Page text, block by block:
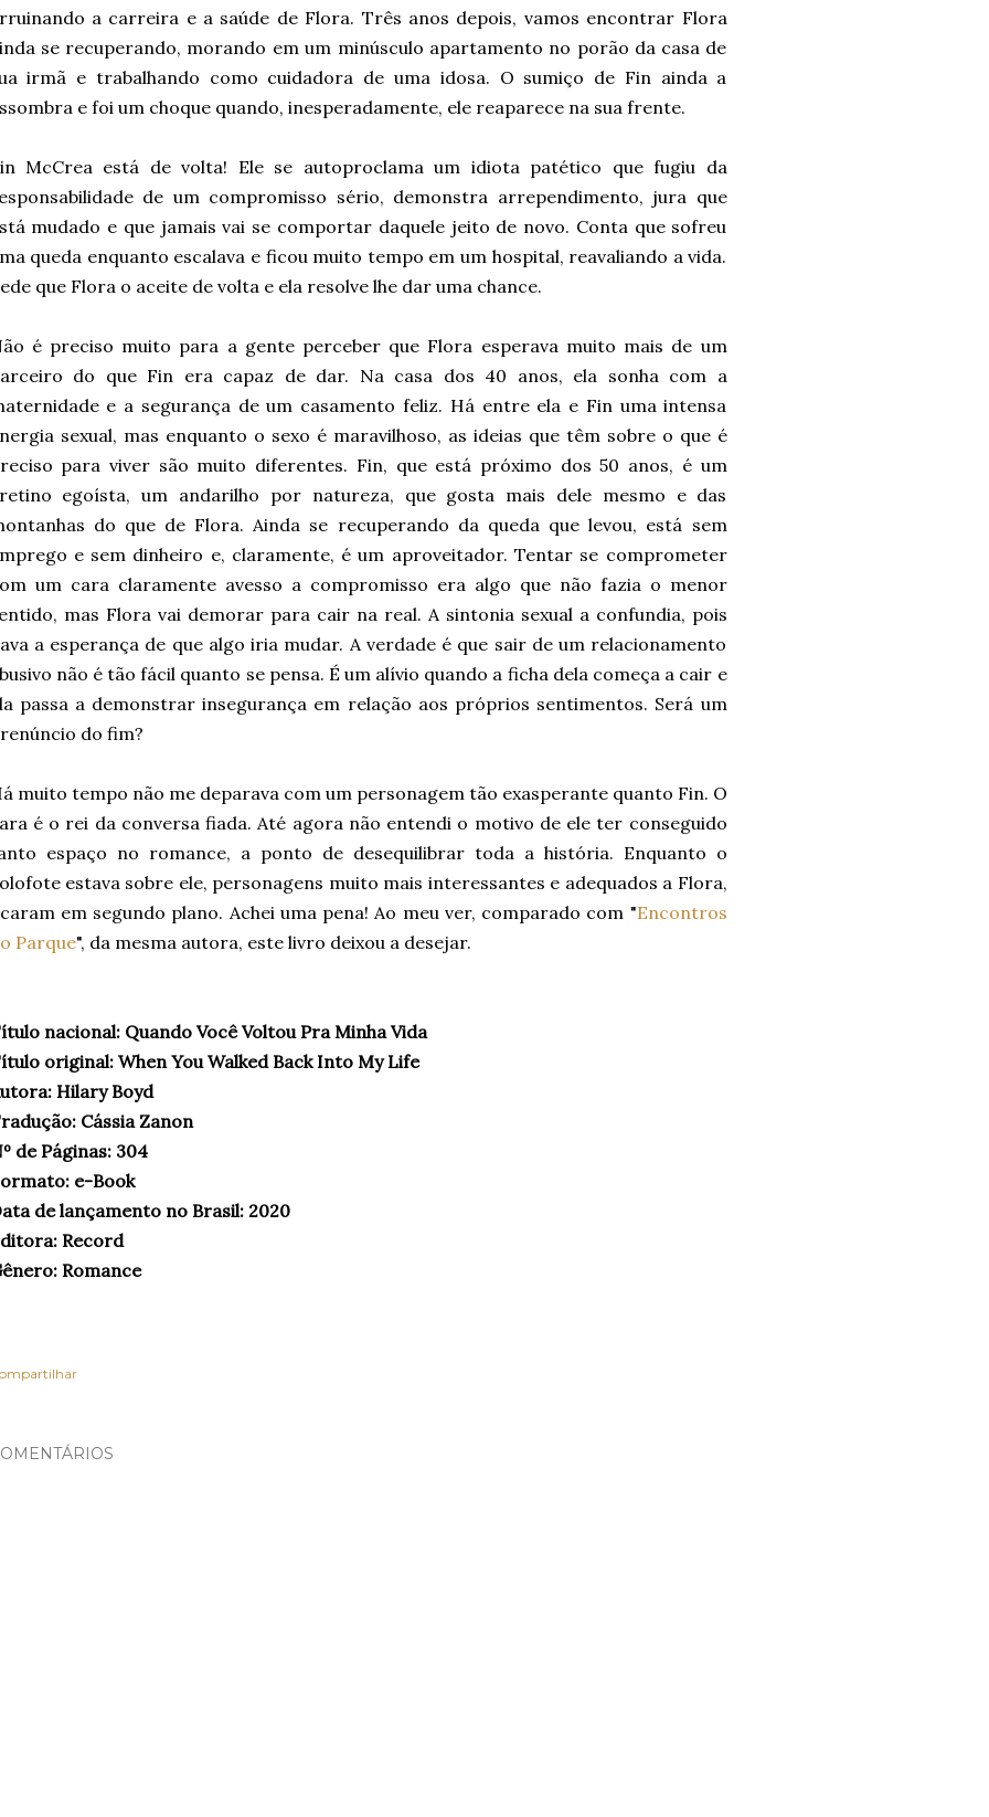
a carreira e a saúde de Flora. Três anos depois, vamos encontrar Flora
se recuperando, morando em um minúsculo apartamento no porão da casa de
irmã e trabalhando como cuidadora de uma idosa. O sumiço de Fin ainda a
e foi um choque quando, inesperadamente, ele reaparece na sua frente.
McCrea está de volta! Ele se autoproclama um idiota patético que fugiu da
de um compromisso sério, demonstra arrependimento, jura que
mudado e que jamais vai se comportar daquele jeito de novo. Conta que sofreu
queda enquanto escalava e ficou muito tempo em um hospital, reavaliando a vida.
que Flora o aceite de volta e ela resolve lhe dar uma chance.
é preciso muito para a gente perceber que Flora esperava muito mais de um
do que Fin era capaz de dar. Na casa dos 40 anos, ela sonha com a
e a segurança de um casamento feliz. Há entre ela e Fin uma intensa
sexual, mas enquanto o sexo é maravilhoso, as ideias que têm sobre o que é
para viver são muito diferentes. Fin, que está próximo dos 50 anos, é um
egoísta, um andarilho por natureza, que gosta mais dele mesmo e das
do que de Flora. Ainda se recuperando da queda que levou, está sem
e sem dinheiro e, claramente, é um aproveitador. Tentar se comprometer
um cara claramente avesso a compromisso era algo que não fazia o menor
mas Flora vai demorar para cair na real. A sintonia sexual a confundia, pois
a esperança de que algo iria mudar. A verdade é que sair de um relacionamento
não é tão fácil quanto se pensa. É um alívio quando a ficha dela começa a cair e
passa a demonstrar insegurança em relação aos próprios sentimentos. Será um
do fim?
muito tempo não me deparava com um personagem tão exasperante quanto Fin. O
é o rei da conversa fiada. Até agora não entendi o motivo de ele ter conseguido
espaço no romance, a ponto de desequilibrar toda a história. Enquanto o
estava sobre ele, personagens muito mais interessantes e adequados a Flora,
em segundo plano. Achei uma pena! Ao meu ver, comparado com "Encontros
Parque", da mesma autora, este livro deixou a desejar.
nacional: Quando Você Voltou Pra Minha Vida
original: When You Walked Back Into My Life
Hilary Boyd
Cássia Zanon
de Páginas: 304
e-Book
de lançamento no Brasil: 2020
Record
Romance